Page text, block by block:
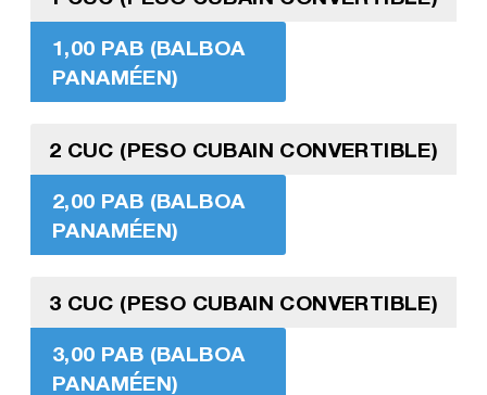
1,00 PAB (BALBOA
PANAMÉEN)
2 CUC (PESO CUBAIN CONVERTIBLE)
2,00 PAB (BALBOA
PANAMÉEN)
3 CUC (PESO CUBAIN CONVERTIBLE)
3,00 PAB (BALBOA
PANAMÉEN)